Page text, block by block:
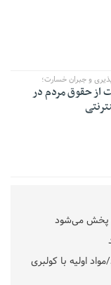
و جبران خسارت؛
از حقوق مردم در
پخش می‌شود
اولیه با کولبری